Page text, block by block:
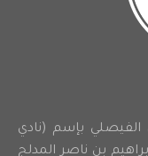
1374 هـ النادي الفيصلي بإسم (نادي
بن ناصر المدلج